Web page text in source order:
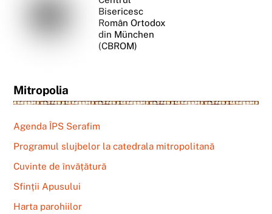
Bisericesc
Român Ortodox
din München
(CBROM)
Mitropolia
Agenda ÎPS Serafim
Programul slujbelor la catedrala mitropolitană
Cuvinte de învățătură
Sfinții Apusului
Harta parohiilor